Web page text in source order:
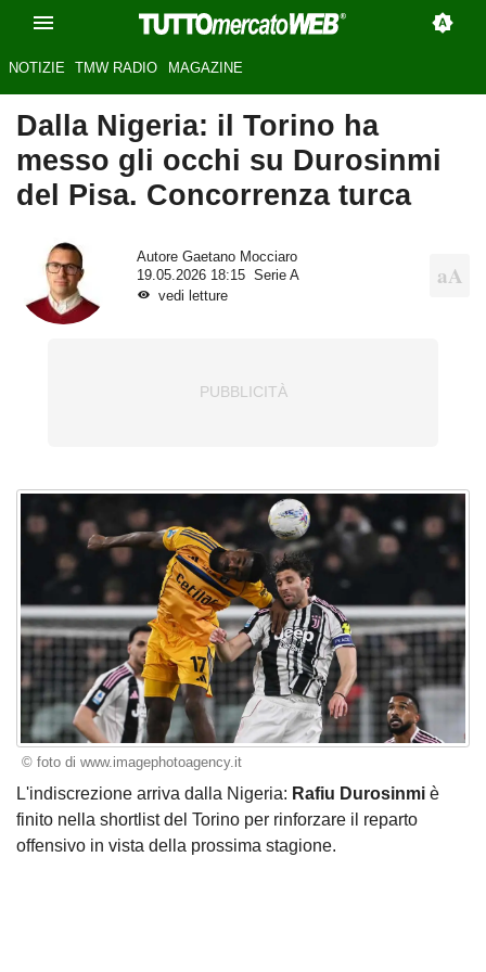
NOTIZIE TMW RADIO MAGAZINE
Dalla Nigeria: il Torino ha
messo gli occhi su Durosinmi
del Pisa. Concorrenza turca
Autore Gaetano Mocciaro
19.05.2026 18:15
Serie A
vedi letture
© foto di www.imagephotoagency.it
L'indiscrezione arriva dalla Nigeria: Rafiu Durosinmi è
finito nella shortlist del Torino per rinforzare il reparto
offensivo in vista della prossima stagione.